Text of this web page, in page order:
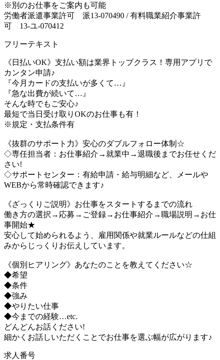
※別のお仕事をご案内も可能
労働者派遣事業許可 派13-070490 / 有料職業紹介事業許
可 13-ユ-070412
フリーテキスト
《日払いOK》支払い額は業界トップクラス！専用アプリで
カンタン申請♪
『今月カードの支払いが多くて…』
『急な出費が続いて…』
そんな時でもご安心♪
最短で当日受け取りOKのお仕事も有！
※規定・支払条件有
《抜群のサポート力》安心のダブルフォロー体制☆
◇専任担当者：お仕事紹介→就業中→退職後までお任せくだ
さい!
◇サポートセンター：有給申請・給与明細など、メールや
WEBから常時確認できます♪
《ざっくりご説明》お仕事をスタートするまでの流れ
働き方の選択→応募→ご登録→お仕事紹介→職場説明→お仕
事開始★
安心して始められるよう、雇用関係や就業ルールなどの仕組
みからじっくりお伝えしています。
《個別ヒアリング》あなたのことを教えてください☆
◆希望
◆条件
◆強み
◆やりたい仕事
◆今までの経験…etc.
どんどんお話ください!
細かくお話しいただくことでお仕事を選ぶ幅が広がります♪
求人番号